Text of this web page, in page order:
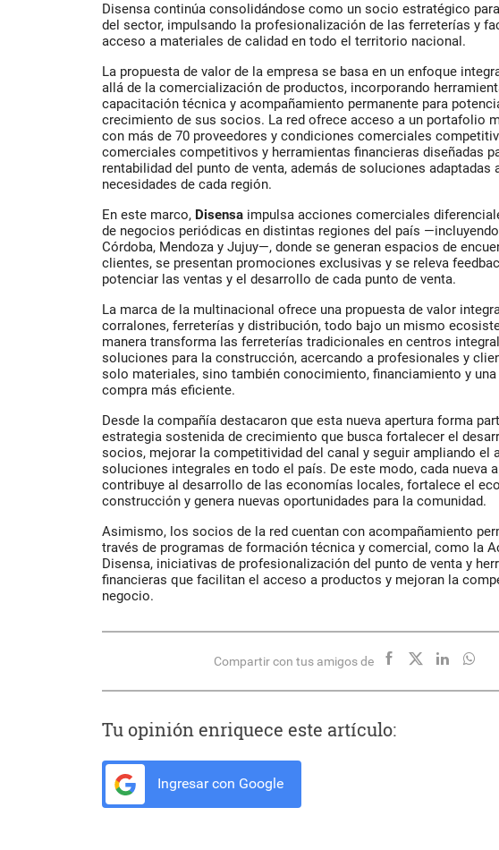
Disensa continúa consolidándose como un socio estratégico
del sector, impulsando la profesionalización de las ferreterías y
acceso a materiales de calidad en todo el territorio nacional.
La propuesta de valor de la empresa se basa en un enfoque
allá de la comercialización de productos, incorporando
capacitación técnica y acompañamiento permanente para
crecimiento de sus socios. La red ofrece acceso a un portafolio
con más de 70 proveedores y condiciones comerciales
comerciales competitivos y herramientas financieras diseñadas
rentabilidad del punto de venta, además de soluciones adaptadas
necesidades de cada región.
En este marco, Disensa impulsa acciones comerciales
de negocios periódicas en distintas regiones del país
Córdoba, Mendoza y Jujuy—, donde se generan espacios de
clientes, se presentan promociones exclusivas y se releva
potenciar las ventas y el desarrollo de cada punto de venta.
La marca de la multinacional ofrece una propuesta de valor
corralones, ferreterías y distribución, todo bajo un mismo
manera transforma las ferreterías tradicionales en centros
soluciones para la construcción, acercando a profesionales y
solo materiales, sino también conocimiento, financiamiento y una
compra más eficiente.
Desde la compañía destacaron que esta nueva apertura forma
estrategia sostenida de crecimiento que busca fortalecer el
socios, mejorar la competitividad del canal y seguir ampliando el
soluciones integrales en todo el país. De este modo, cada nueva
contribuye al desarrollo de las economías locales, fortalece el
construcción y genera nuevas oportunidades para la comunidad.
Asimismo, los socios de la red cuentan con acompañamiento
través de programas de formación técnica y comercial, como la
Disensa, iniciativas de profesionalización del punto de venta y
financieras que facilitan el acceso a productos y mejoran la
negocio.
Compartir con tus amigos de
Tu opinión enriquece este artículo:
Ingresar con Google